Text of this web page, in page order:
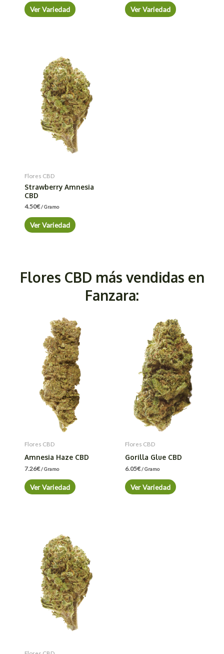
Ver Variedad Ver Variedad
Flores CBD
Strawberry Amnesia
CBD
4.50€/ Gramo
Ver Variedad
Flores CBD más vendidas en
Fanzara:
Flores CBD
Amnesia Haze CBD
7.26€/ Gramo
Ver Variedad
Flores CBD
Gorilla Glue CBD
6.05€/ Gramo
Ver Variedad